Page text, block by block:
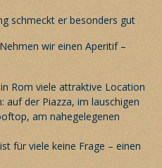
wir einen Aperitif –
Rom viele attraktive Location
auf der Piazza, im lauschigen
am nahegelegenen
für viele keine Frage – einen